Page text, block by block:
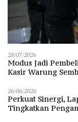
28/07/2026
Modus Jadi
Kasir Warung
26/06/2026
Perkuat Sinergi,
Tingkatkan